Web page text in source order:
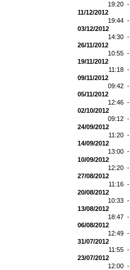
19:20 -
11/12/2012
19:44 -
03/12/2012
14:30 -
26/11/2012
10:55 -
19/11/2012
11:18 -
09/11/2012
09:42 -
05/11/2012
12:46 -
02/10/2012
09:12 -
24/09/2012
11:20 -
14/09/2012
13:00 -
10/09/2012
12:20 -
27/08/2012
11:16 -
20/08/2012
10:33 -
13/08/2012
18:47 -
06/08/2012
12:49 -
31/07/2012
11:55 -
23/07/2012
12:00 -